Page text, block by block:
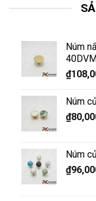
Núm
40DVM
₫
Núm
₫
Núm
₫